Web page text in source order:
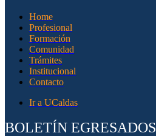
Home
Profesional
Formación
Comunidad
Trámites
Institucional
Contacto
Ir a UCaldas
BOLETÍN EGRESADOS